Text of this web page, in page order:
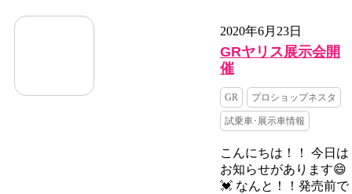
2020年6月23日
GRヤリス展示会開
催
GR プロショップネスタ
試乗車･展示車情報
こんにちは！！ 今日は
お知らせがあります😄
💓 なんと！！発売前で